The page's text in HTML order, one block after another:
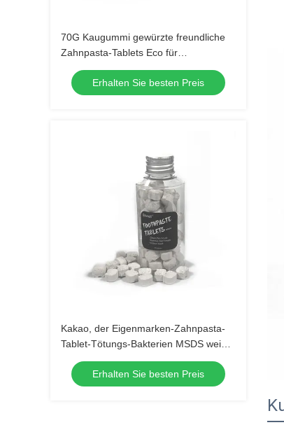
70G Kaugummi gewürzte freundliche
Zahnpasta-Tablets Eco für
empfindliche Zähne
Erhalten Sie besten Preis
Kakao, der Eigenmarken-Zahnpasta-
Tablet-Tötungs-Bakterien MSDS weiß
Erhalten Sie besten Preis